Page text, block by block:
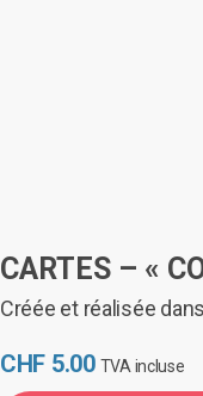
CARTES – «
Créée et réalisée
CHF 5.00 TVA incluse